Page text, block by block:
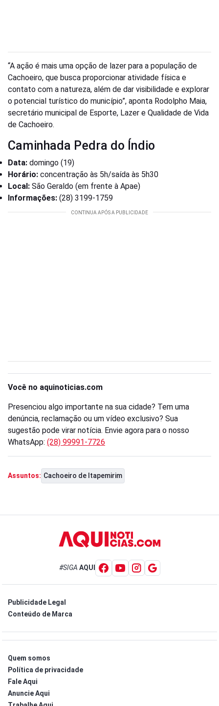
“A ação é mais uma opção de lazer para a população de
Cachoeiro, que busca proporcionar atividade física e
contato com a natureza, além de dar visibilidade e explorar
o potencial turístico do município”, aponta Rodolpho Maia,
secretário municipal de Esporte, Lazer e Qualidade de Vida
de Cachoeiro.
Caminhada Pedra do Índio
Data: domingo (19)
Horário: concentração às 5h/saída às 5h30
Local: São Geraldo (em frente à Apae)
Informações: (28) 3199-1759
Você no aquinoticias.com
Presenciou algo importante na sua cidade? Tem uma
denúncia, reclamação ou um vídeo exclusivo? Sua
sugestão pode virar notícia. Envie agora para o nosso
WhatsApp: (28) 99991-7726
Assuntos: Cachoeiro de Itapemirim
#SIGA AQUI
Publicidade Legal
Conteúdo de Marca
Quem somos
Política de privacidade
Fale Aqui
Anuncie Aqui